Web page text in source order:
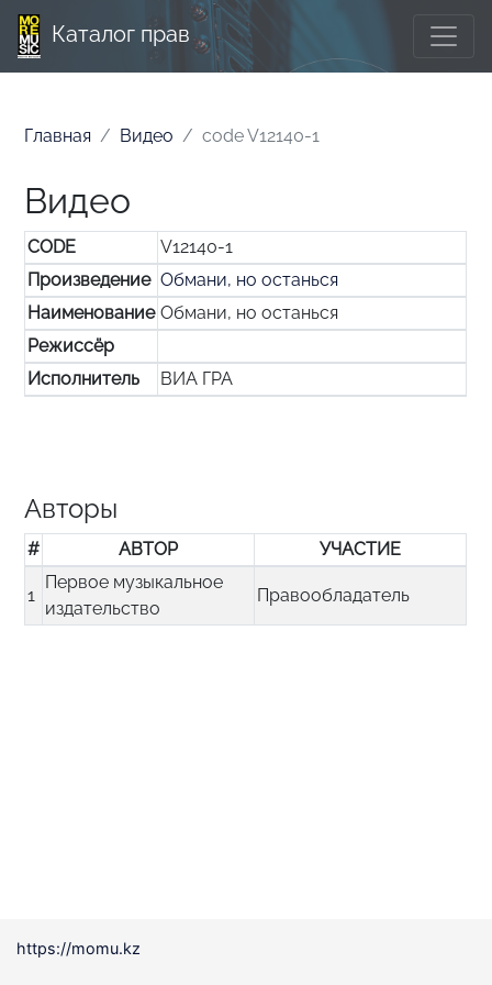
Каталог прав
Главная Видео code V12140-1
Видео
CODE
V12140-1
Произведение Обмани, но останься
Наименование Обмани, но останься
Режиссёр
Исполнитель
ВИА ГРА
Авторы
# АВТОР УЧАСТИЕ
1
Первое музыкальное
издательство
Правообладатель
https://momu.kz